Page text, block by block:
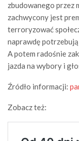
zbudowanego przez
zachwycony jest
terroryzować
naprawdę
A potem radośnie
jazda na wybory i
Źródło informacji:
Zobacz też: